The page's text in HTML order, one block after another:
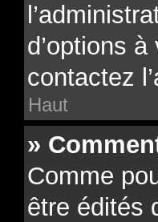
d’options
contactez
Haut
»
Comme
être édités